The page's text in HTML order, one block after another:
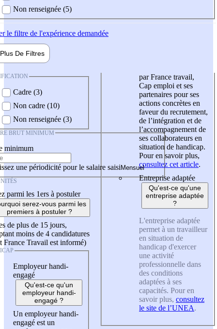
Non renseignée (5)
le filtre de l'expérience demandée
Plus De Filtres
Cadre (3)
Non cadre (10)
Non renseignée (3)
BRUT MINIMUM
minimum
une périodicité pour le salaire saisi
parmi les 1ers à postuler
serez-vous parmi les
premiers à postuler ?
de plus de 15 jours,
moins de 4 candidatures
France Travail est informé)
Employeur handi-
engagé
Qu'est-ce qu'un
employeur handi-
engagé ?
Un employeur handi-
engagé est un
par France travail,
Cap emploi et ses
partenaires pour ses
actions concrètes en
faveur du recrutement,
de l’intégration et de
l’accompagnement de
ses collaborateurs en
situation de handicap.
Pour en savoir plus,
consultez cet article.
Entreprise adaptée
Qu'est-ce qu'une
entreprise adaptée
?
L'entreprise adaptée
permet à un travailleur
en situation de
handicap d'exercer
une activité
professionnelle dans
des conditions
adaptées à ses
capacités. Pour en
savoir plus, consultez
le site de l’UNEA.